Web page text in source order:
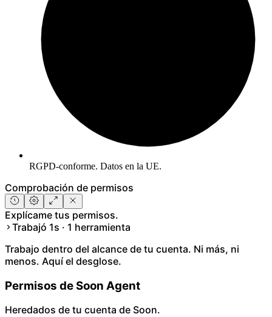
RGPD-conforme. Datos en la UE.
Comprobación de permisos
Explícame tus permisos.
Trabajó 1s · 1 herramienta
Trabajo dentro del alcance de tu cuenta. Ni más, ni
menos. Aquí el desglose.
Permisos de Soon Agent
Heredados de tu cuenta de Soon.